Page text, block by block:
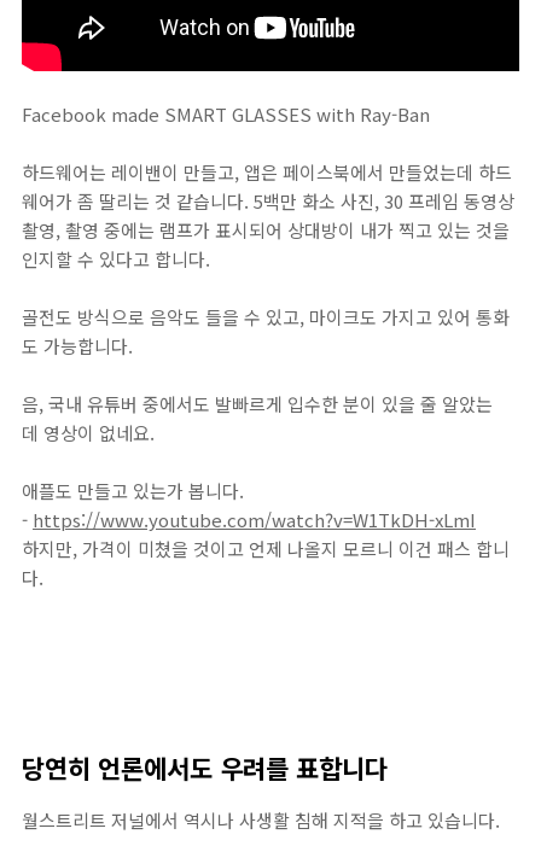
Facebook made SMART GLASSES with Ray-Ban
하드웨어는 레이밴이 만들고, 앱은 페이스북에서 만들었는데 하드
웨어가 좀 딸리는 것 같습니다. 5백만 화소 사진, 30 프레임 동영상
촬영, 촬영 중에는 램프가 표시되어 상대방이 내가 찍고 있는 것을
인지할 수 있다고 합니다.
골전도 방식으로 음악도 들을 수 있고, 마이크도 가지고 있어 통화
도 가능합니다.
음, 국내 유튜버 중에서도 발빠르게 입수한 분이 있을 줄 알았는
데 영상이 없네요.
애플도 만들고 있는가 봅니다.
- https://www.youtube.com/watch?v=W1TkDH-xLmI
하지만, 가격이 미쳤을 것이고 언제 나올지 모르니 이건 패스 합니
다.
당연히 언론에서도 우려를 표합니다
월스트리트 저널에서 역시나 사생활 침해 지적을 하고 있습니다.